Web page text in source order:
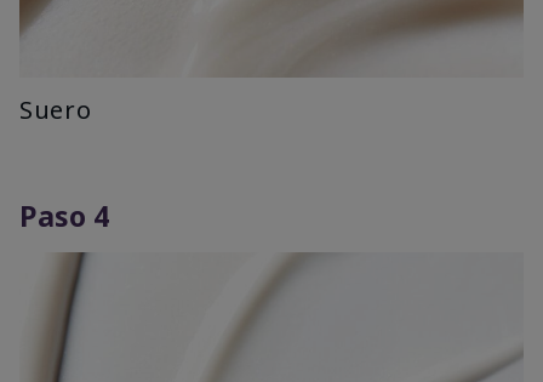
Suero
Paso 4